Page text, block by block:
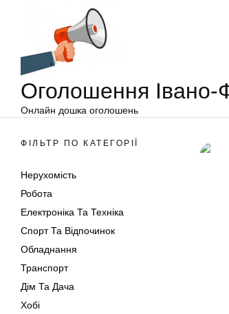
Оголошення Івано-
Онлайн дошка оголошень
ФІЛЬТР ПО КАТЕГОРІЇ
Нерухомість
Робота
Електроніка Та Техніка
Спорт Та Відпочинок
Обладнання
Транспорт
Дім Та Дача
Хобі